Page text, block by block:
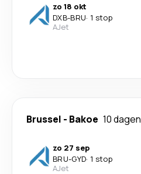
zo 18 okt
DXB-BRU· 1 stop
AJet
Brussel - Bakoe 10 dagen
zo 27 sep
BRU-GYD· 1 stop
AJet